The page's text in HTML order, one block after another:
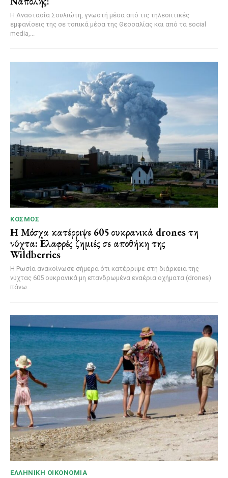
Η Αναστασία Σουλιώτη, γνωστή μέσα από τις τηλεοπτικές
εμφανίσεις της σε τοπικά μέσα της Θεσσαλίας και από τα social
media,...
ΚΌΣΜΟΣ
Η Μόσχα κατέρριψε 605 ουκρανικά drones τη
νύχτα: Ελαφρές ζημιές σε αποθήκη της
Wildberries
Η Ρωσία ανακοίνωσε σήμερα ότι κατέρριψε στη διάρκεια της
νύχτας 605 ουκρανικά μη επανδρωμένα εναέρια οχήματα (drones)
πάνω...
ΕΛΛΗΝΙΚΉ ΟΙΚΟΝΟΜΊΑ